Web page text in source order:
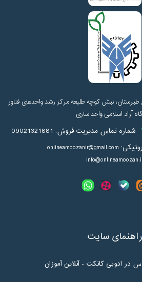
طبرستان، نبش کوچه طلیعه مرکز رشد واحدهای فناور
آزاد اسلامی واحد ساری
شماره تماس مدیریت فروش: 09021321881
onlineamoozanir@gmail.com
راهنمای سایت
در ادوبی کانکت - آنلاین آموزان